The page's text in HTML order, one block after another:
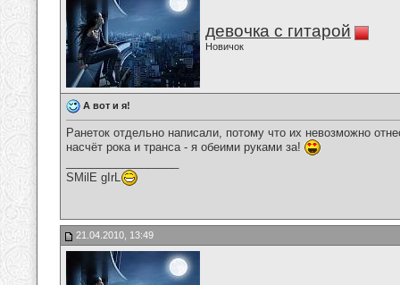
девочка с гитарой
Новичок
А вот и я!
Ранеток отдельно написали, потому что их невозможно
насчёт рока и транса - я обеими руками за!
SMilE gIrL
21.04.2010, 13:49